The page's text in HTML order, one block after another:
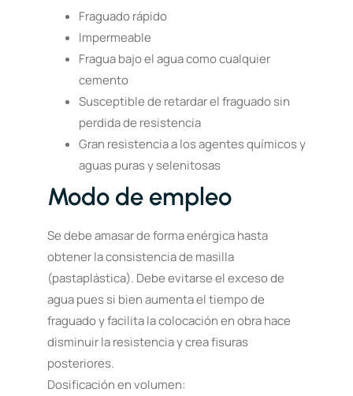
Fraguado rápido
Impermeable
Fragua bajo el agua como cualquier
cemento
Susceptible de retardar el fraguado sin
perdida de resistencia
Gran resistencia a los agentes químicos y
aguas puras y selenitosas
Modo de empleo
Se debe amasar de forma enérgica hasta
obtener la consistencia de masilla
(pastaplástica). Debe evitarse el exceso de
agua pues si bien aumenta el tiempo de
fraguado y facilita la colocación en obra hace
disminuir la resistencia y crea fisuras
posteriores.
Dosificación en volumen: